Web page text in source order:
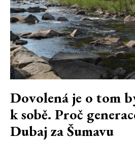
Dovolená je o tom
k sobě. Proč
Dubaj za Šumavu